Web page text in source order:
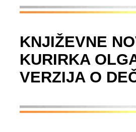
KNJIŽEVNE
KURIRKA
VERZIJA O